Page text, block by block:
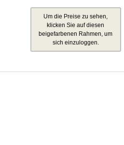
Um die Preise zu sehen,
klicken Sie auf diesen
beigefarbenen Rahmen, um
sich einzuloggen.